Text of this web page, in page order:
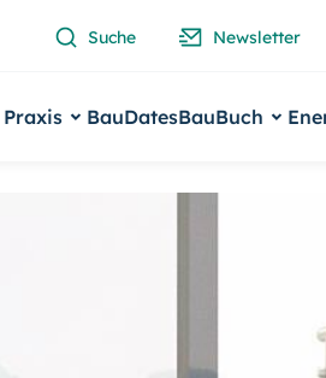
Suche Newsletter
Praxis BauDatesBauBuch